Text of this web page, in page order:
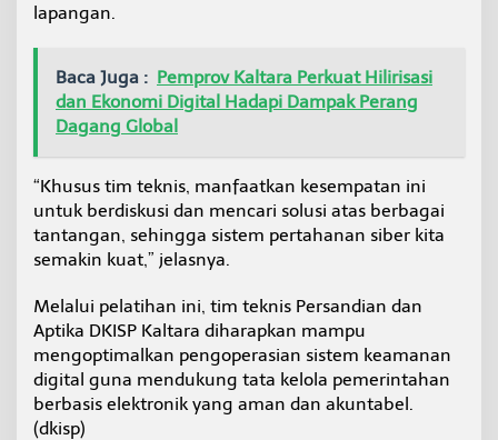
lapangan.
Baca Juga : Pemprov Kaltara Perkuat Hilirisasi
dan Ekonomi Digital Hadapi Dampak Perang
Dagang Global
“Khusus tim teknis, manfaatkan kesempatan ini
untuk berdiskusi dan mencari solusi atas berbagai
tantangan, sehingga sistem pertahanan siber kita
semakin kuat,” jelasnya.
Melalui pelatihan ini, tim teknis Persandian dan
Aptika DKISP Kaltara diharapkan mampu
mengoptimalkan pengoperasian sistem keamanan
digital guna mendukung tata kelola pemerintahan
berbasis elektronik yang aman dan akuntabel.
(dkisp)